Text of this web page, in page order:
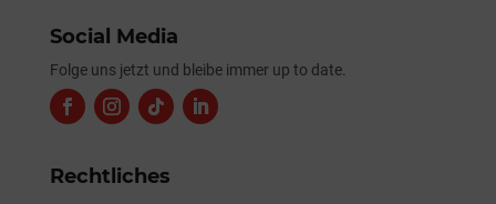
Social Media
Folge uns jetzt und bleibe immer up to date.
Rechtliches